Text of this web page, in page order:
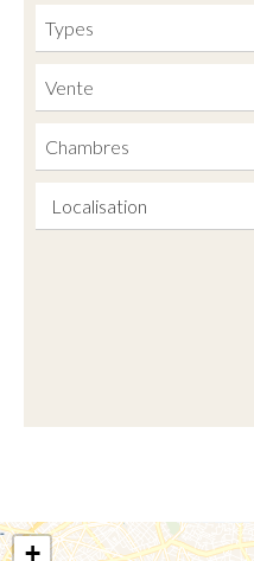
Types
Vente
Chambres
Localisation
+